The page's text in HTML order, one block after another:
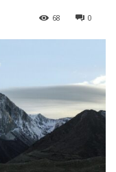
0
68